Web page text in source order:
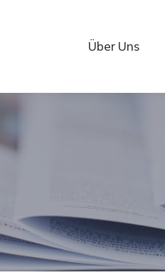
Über Uns